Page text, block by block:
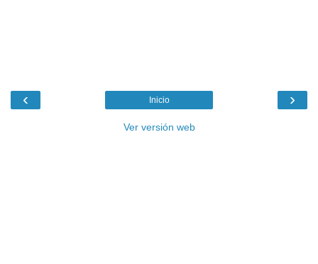
‹ ›
Inicio
Ver versión web